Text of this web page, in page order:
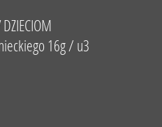
16g / u3